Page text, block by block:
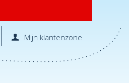
Mijn klantenzone